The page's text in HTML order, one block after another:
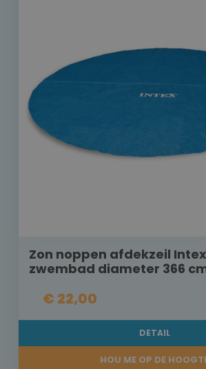
Zon noppen afdekzeil
zwembad diameter 366
€ 22,00
DETAIL
HOU ME OP DE